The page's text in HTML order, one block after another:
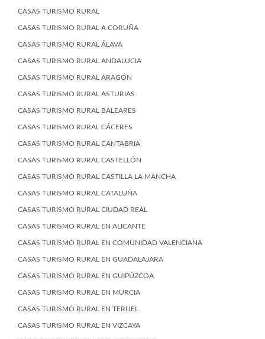
CASAS TURISMO RURAL
CASAS TURISMO RURAL A CORUÑA
CASAS TURISMO RURAL ÁLAVA
CASAS TURISMO RURAL ANDALUCIA
CASAS TURISMO RURAL ARAGÓN
CASAS TURISMO RURAL ASTURIAS
CASAS TURISMO RURAL BALEARES
CASAS TURISMO RURAL CÁCERES
CASAS TURISMO RURAL CANTABRIA
CASAS TURISMO RURAL CASTELLÓN
CASAS TURISMO RURAL CASTILLA LA MANCHA
CASAS TURISMO RURAL CATALUÑA
CASAS TURISMO RURAL CIUDAD REAL
CASAS TURISMO RURAL EN ALICANTE
CASAS TURISMO RURAL EN COMUNIDAD VALENCIANA
CASAS TURISMO RURAL EN GUADALAJARA
CASAS TURISMO RURAL EN GUIPÚZCOA
CASAS TURISMO RURAL EN MURCIA
CASAS TURISMO RURAL EN TERUEL
CASAS TURISMO RURAL EN VIZCAYA